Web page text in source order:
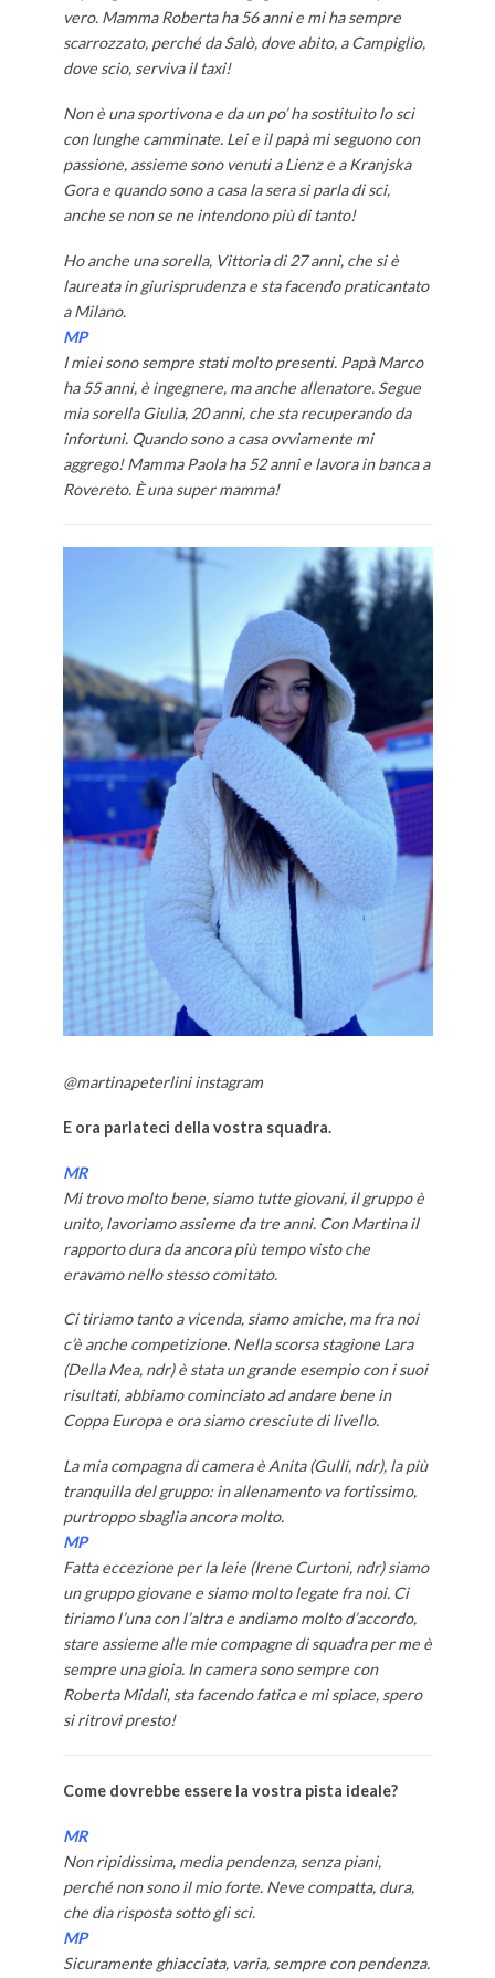
vero. Mamma Roberta ha 56 anni e mi ha sempre
scarrozzato, perché da Salò, dove abito, a Campiglio,
dove scio, serviva il taxi!
Non è una sportivona e da un po’ ha sostituito lo sci
con lunghe camminate. Lei e il papà mi seguono con
passione, assieme sono venuti a Lienz e a Kranjska
Gora e quando sono a casa la sera si parla di sci,
anche se non se ne intendono più di tanto!
Ho anche una sorella, Vittoria di 27 anni, che si è
laureata in giurisprudenza e sta facendo praticantato
a Milano.
MP
I miei sono sempre stati molto presenti. Papà Marco
ha 55 anni, è ingegnere, ma anche allenatore. Segue
mia sorella Giulia, 20 anni, che sta recuperando da
infortuni. Quando sono a casa ovviamente mi
aggrego! Mamma Paola ha 52 anni e lavora in banca a
Rovereto. È una super mamma!
@martinapeterlini instagram
E ora parlateci della vostra squadra.
MR
Mi trovo molto bene, siamo tutte giovani, il gruppo è
unito, lavoriamo assieme da tre anni. Con Martina il
rapporto dura da ancora più tempo visto che
eravamo nello stesso comitato.
Ci tiriamo tanto a vicenda, siamo amiche, ma fra noi
c’è anche competizione. Nella scorsa stagione Lara
(Della Mea, ndr) è stata un grande esempio con i suoi
risultati, abbiamo cominciato ad andare bene in
Coppa Europa e ora siamo cresciute di livello.
La mia compagna di camera è Anita (Gulli, ndr), la più
tranquilla del gruppo: in allenamento va fortissimo,
purtroppo sbaglia ancora molto.
MP
Fatta eccezione per la Ieie (Irene Curtoni, ndr) siamo
un gruppo giovane e siamo molto legate fra noi. Ci
tiriamo l’una con l’altra e andiamo molto d’accordo,
stare assieme alle mie compagne di squadra per me è
sempre una gioia. In camera sono sempre con
Roberta Midali, sta facendo fatica e mi spiace, spero
si ritrovi presto!
Come dovrebbe essere la vostra pista ideale?
MR
Non ripidissima, media pendenza, senza piani,
perché non sono il mio forte. Neve compatta, dura,
che dia risposta sotto gli sci.
MP
Sicuramente ghiacciata, varia, sempre con pendenza.